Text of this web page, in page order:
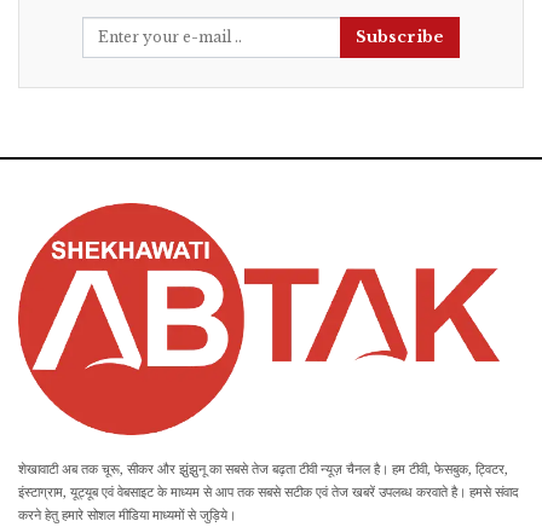
Subscribe
शेखावाटी अब तक चूरू, सीकर और झुंझुनू का सबसे तेज बढ़ता टीवी न्यूज़ चैनल है। हम टीवी, फेसबुक, ट्विटर,
इंस्टाग्राम, यूट्यूब एवं वेबसाइट के माध्यम से आप तक सबसे सटीक एवं तेज खबरें उपलब्ध करवाते है। हमसे संवाद
करने हेतु हमारे सोशल मीडिया माध्यमों से जुड़िये।